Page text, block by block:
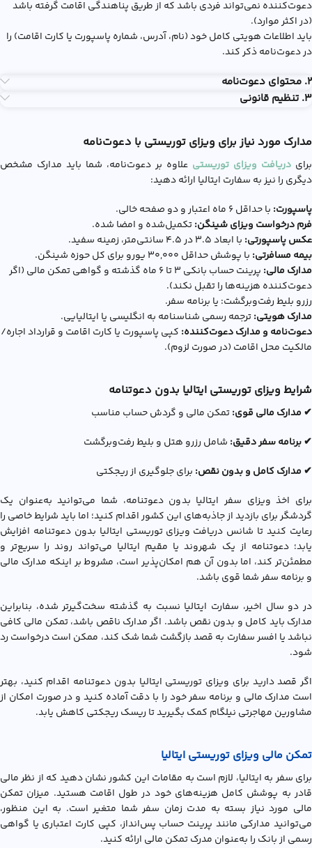
دعوت‌کننده نمی‌تواند فردی باشد که از طریق پناهندگی اقامت گرفته باشد
(در اکثر موارد).
باید اطلاعات هویتی کامل خود (نام، آدرس، شماره پاسپورت یا کارت اقامت) را
در دعوت‌نامه ذکر کند.
2. محتوای دعوت‌نامه
3. تنظیم قانونی
مدارک مورد نیاز برای ویزای توریستی با دعوت‌نامه
برای دریافت ویزای توریستی علاوه بر دعوت‌نامه، شما باید مدارک مشخص
دیگری را نیز به سفارت ایتالیا ارائه دهید:
پاسپورت: با حداقل ۶ ماه اعتبار و دو صفحه خالی.
فرم درخواست ویزای شینگن:تکمیل‌شده و امضا شده.
عکس پاسپورتی: با ابعاد ۳.۵ در ۴.۵ سانتی‌متر، زمینه سفید.
بیمه مسافرتی: با پوشش حداقل ۳۰,۰۰۰ یورو برای کل حوزه شینگن.
مدارک مالی:
پرینت حساب بانکی ۳ تا ۶ ماه گذشته و گواهی تمکن مالی (اگر
دعوت‌کننده هزینه‌ها را تقبل نکند).
رزرو بلیط رفت‌وبرگشت: یا برنامه سفر.
مدارک هویتی:ترجمه رسمی شناسنامه به انگلیسی یا ایتالیایی.
دعوت‌نامه و مدارک دعوت‌کننده: کپی پاسپورت یا کارت اقامت و قرارداد اجاره/
مالکیت محل اقامت (در صورت لزوم).
شرایط ویزای توریستی ایتالیا بدون دعوتنامه
✔ مدارک مالی قوی:تمکن مالی و گردش حساب مناسب
✔ برنامه سفر دقیق: شامل رزرو هتل و بلیط رفت‌وبرگشت
✔ مدارک کامل و بدون نقص: برای جلوگیری از ریجکتی
برای اخذ ویزای سفر ایتالیا بدون دعوتنامه، شما می‌توانید به‌عنوان یک
گردشگر برای بازدید از جاذبه‌های این کشور اقدام کنید؛ اما باید شرایط خاصی را
رعایت کنید تا شانس دریافت ویزای توریستی ایتالیا بدون دعوتنامه افزایش
یابد؛ دعوتنامه از یک شهروند یا مقیم ایتالیا می‌تواند روند را سریع‌تر و
مطمئن‌تر کند، اما بدون آن هم امکان‌پذیر است، مشروط بر اینکه مدارک مالی
و برنامه سفر شما قوی باشد.
در دو سال اخیر، سفارت ایتالیا نسبت به گذشته سخت‌گیرتر شده، بنابراین
مدارک باید کامل و بدون نقص باشد. اگر مدارک ناقص باشد، تمکن مالی کافی
نباشد یا افسر سفارت به قصد بازگشت شما شک کند، ممکن است درخواست رد
شود.
اگر قصد دارید برای ویزای توریستی ایتالیا بدون دعوتنامه اقدام کنید، بهتر
است مدارک مالی و برنامه سفر خود را با دقت آماده کنید و در صورت امکان از
مشاورین مهاجرتی نیلگام کمک بگیرید تا ریسک ریجکتی کاهش یابد.
تمکن مالی ویزای توریستی ایتالیا
برای سفر به ایتالیا، لازم است به مقامات این کشور نشان دهید که از نظر مالی
قادر به پوشش کامل هزینه‌های خود در طول اقامت هستید. میزان تمکن
مالی مورد نیاز بسته به مدت زمان سفر شما متغیر است. به این منظور،
می‌توانید مدارکی مانند پرینت حساب پس‌انداز، کپی کارت اعتباری یا گواهی
رسمی از بانک را به‌عنوان مدرک تمکن مالی ارائه کنید.